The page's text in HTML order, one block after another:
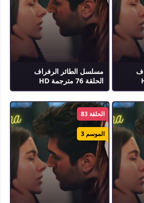
مسلسل الطائر الرفراف
الحلقة 76 مترجمة HD
الحلقة 83
الموسم 3